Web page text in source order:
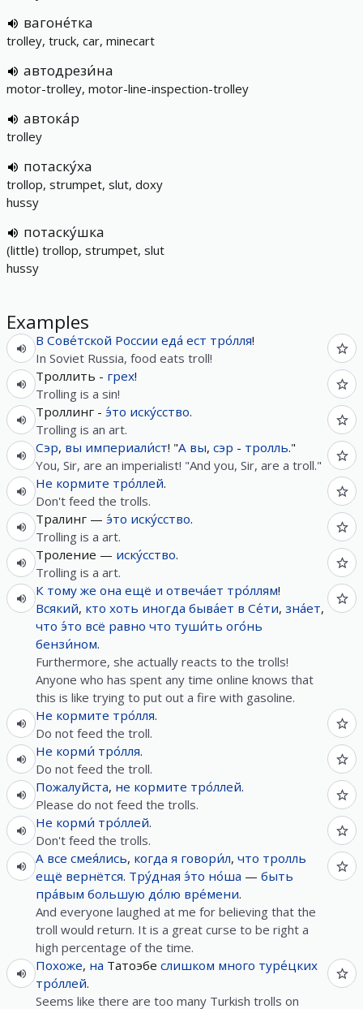
вагоне́тка
trolley, truck, car, minecart
автодрези́на
motor-trolley, motor-line-inspection-trolley
автока́р
trolley
потаску́ха
trollop, strumpet, slut, doxy
hussy
потаску́шка
(little) trollop, strumpet, slut
hussy
Examples
В Сове́тской России еда́ ест тро́лля!
In Soviet Russia, food eats troll!
Троллить - грех!
Trolling is a sin!
Троллинг - э́то иску́сство.
Trolling is an art.
Сэр, вы империали́ст! "А вы, сэр - тролль."
You, Sir, are an imperialist! "And you, Sir, are a troll."
Не кормите тро́ллей.
Don't feed the trolls.
Тралинг — э́то иску́сство.
Trolling is a art.
Троление — иску́сство.
Trolling is a art.
К тому же она ещё и отвеча́ет тро́ллям!
Всякий, кто хоть иногда быва́ет в Се́ти, зна́ет,
что э́то всё равно что туши́ть ого́нь
бензи́ном.
Furthermore, she actually reacts to the trolls!
Anyone who has spent any time online knows that
this is like trying to put out a fire with gasoline.
Не кормите тро́лля.
Do not feed the troll.
Не корми́ тро́лля.
Do not feed the troll.
Пожалуйста, не кормите тро́ллей.
Please do not feed the trolls.
Не корми́ тро́ллей.
Don't feed the trolls.
А все смея́лись, когда я говори́л, что тролль
ещё вернётся. Тру́дная э́то но́ша — быть
пра́вым большую до́лю вре́мени.
And everyone laughed at me for believing that the
troll would return. It is a great curse to be right a
high perсentage of the time.
Похоже, на Татоэбе слишком много туре́цких
тро́ллей.
Seems like there are too many Turkish trolls on